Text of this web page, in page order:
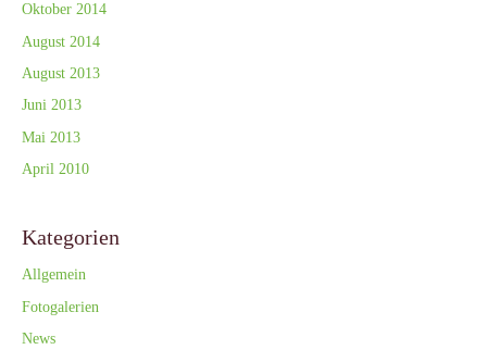
Oktober 2014
August 2014
August 2013
Juni 2013
Mai 2013
April 2010
Kategorien
Allgemein
Fotogalerien
News